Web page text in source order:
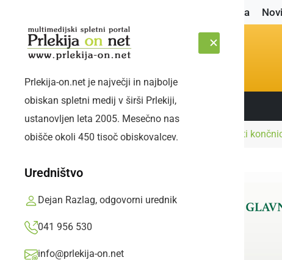
Naslovnica
PETEK, 7. AVGUST 2026 Sledite nam:
Prlekija-on.net je največji in najbolje
obiskan spletni medij v širši Prlekiji,
ustanovljen leta 2005. Mesečno nas
obišče okoli 450 tisoč obiskovalcev.
Uredništvo
Dejan Razlag, odgovorni urednik
041 956 530
info@prlekija-on.net
Naslovnica ŠportTomaž Šic bar po napeti